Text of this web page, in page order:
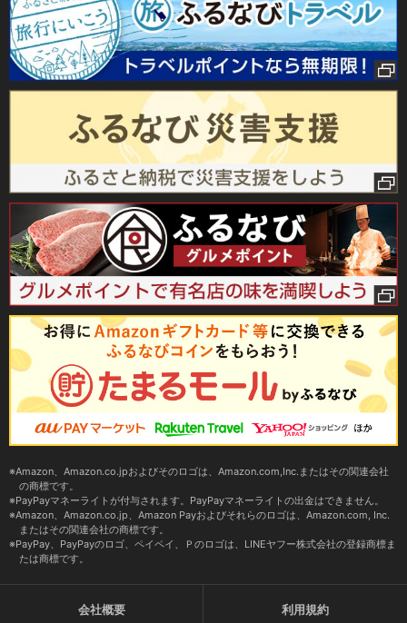
Amazon、Amazon.co.jpおよびそのロゴは、Amazon.com,Inc.またはその関連会社
の商標です。
PayPayマネーライトが付与されます。PayPayマネーライトの出金はできません。
Amazon、Amazon.co.jp、Amazon Payおよびそれらのロゴは、Amazon.com, Inc.
またはその関連会社の商標です。
PayPay、PayPayのロゴ、ペイペイ、Ｐのロゴは、LINEヤフー株式会社の登録商標ま
たは商標です。
会社概要 利用規約